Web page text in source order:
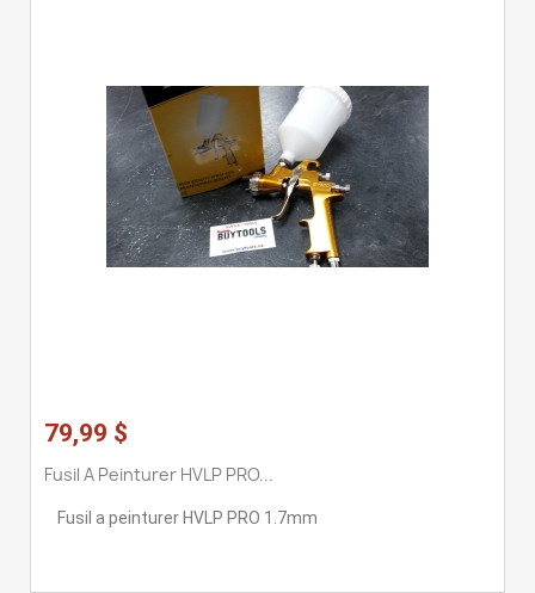
79,99 $
Fusil A Peinturer HVLP PRO...
Fusil a peinturer HVLP PRO 1.7mm